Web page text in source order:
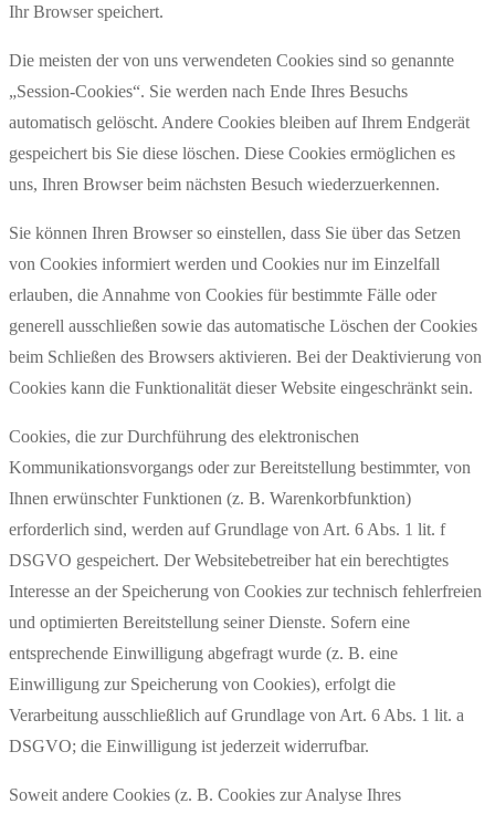
Ihr Browser speichert.
Die meisten der von uns verwendeten Cookies sind so genannte
„Session-Cookies“. Sie werden nach Ende Ihres Besuchs
automatisch gelöscht. Andere Cookies bleiben auf Ihrem Endgerät
gespeichert bis Sie diese löschen. Diese Cookies ermöglichen es
uns, Ihren Browser beim nächsten Besuch wiederzuerkennen.
Sie können Ihren Browser so einstellen, dass Sie über das Setzen
von Cookies informiert werden und Cookies nur im Einzelfall
erlauben, die Annahme von Cookies für bestimmte Fälle oder
generell ausschließen sowie das automatische Löschen der Cookies
beim Schließen des Browsers aktivieren. Bei der Deaktivierung von
Cookies kann die Funktionalität dieser Website eingeschränkt sein.
Cookies, die zur Durchführung des elektronischen
Kommunikationsvorgangs oder zur Bereitstellung bestimmter, von
Ihnen erwünschter Funktionen (z. B. Warenkorbfunktion)
erforderlich sind, werden auf Grundlage von Art. 6 Abs. 1 lit. f
DSGVO gespeichert. Der Websitebetreiber hat ein berechtigtes
Interesse an der Speicherung von Cookies zur technisch fehlerfreien
und optimierten Bereitstellung seiner Dienste. Sofern eine
entsprechende Einwilligung abgefragt wurde (z. B. eine
Einwilligung zur Speicherung von Cookies), erfolgt die
Verarbeitung ausschließlich auf Grundlage von Art. 6 Abs. 1 lit. a
DSGVO; die Einwilligung ist jederzeit widerrufbar.
Soweit andere Cookies (z. B. Cookies zur Analyse Ihres